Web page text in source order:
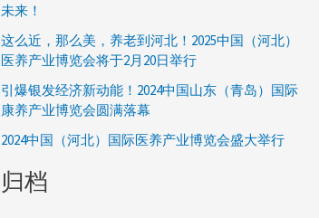
未来！
这么近，那么美，养老到河北！2025中国（河北）
医养产业博览会将于2月20日举行
引爆银发经济新动能！2024中国山东（青岛）国际
康养产业博览会圆满落幕
2024中国（河北）国际医养产业博览会盛大举行
归档